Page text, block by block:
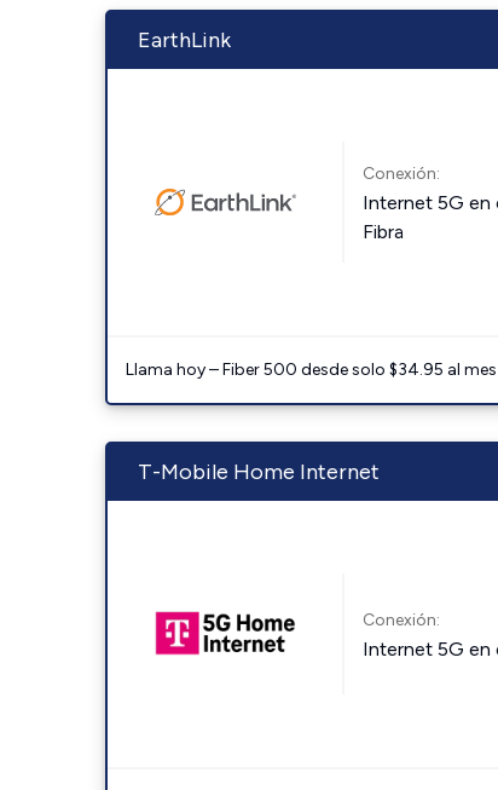
EarthLink
Conexión:
Internet 5G en
Fibra
Llama hoy – Fiber 500 desde solo $34.95 al
T-Mobile Home Internet
Conexión:
Internet 5G en